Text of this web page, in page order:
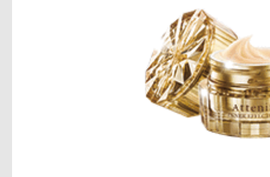
アテニアの「